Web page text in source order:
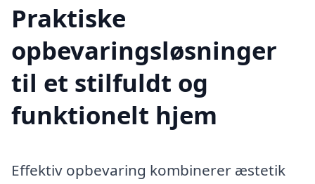
Praktiske
opbevaringsløsninger
til et stilfuldt og
funktionelt hjem
Effektiv opbevaring kombinerer æstetik